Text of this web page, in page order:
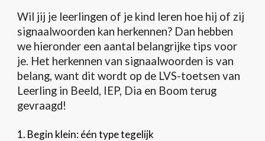
Wil jij je leerlingen of je kind leren hoe hij of zij
signaalwoorden kan herkennen? Dan hebben
we hieronder een aantal belangrijke tips voor
je. Het herkennen van signaalwoorden is van
belang, want dit wordt op de LVS-toetsen van
Leerling in Beeld, IEP, Dia en Boom terug
gevraagd!
1. Begin klein: één type tegelijk